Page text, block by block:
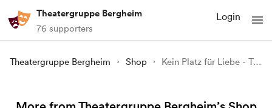
Theatergruppe Bergheim
76 supporters
Login
Theatergruppe Bergheim Shop Kein Platz für Liebe - Theater 2024